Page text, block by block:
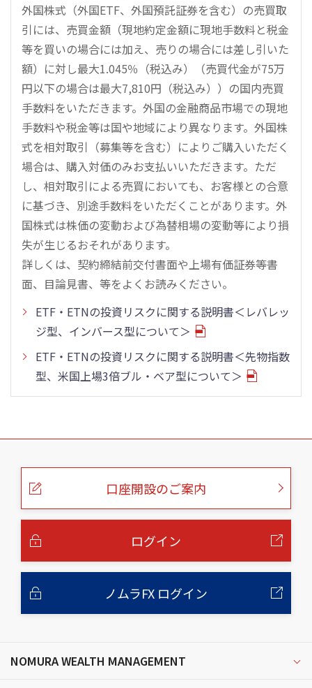
外国株式（外国ETF、外国預託証券を含む）の売買取
引には、売買金額（現地約定金額に現地手数料と税金
等を買いの場合には加え、売りの場合には差し引いた
額）に対し最大1.045％（税込み）（売買代金が75万
円以下の場合は最大7,810円（税込み））の国内売買
手数料をいただきます。外国の金融商品市場での現地
手数料や税金等は国や地域により異なります。外国株
式を相対取引（募集等を含む）によりご購入いただく
場合は、購入対価のみお支払いいただきます。ただ
し、相対取引による売買においても、お客様との合意
に基づき、別途手数料をいただくことがあります。外
国株式は株価の変動および為替相場の変動等により損
失が生じるおそれがあります。
詳しくは、契約締結前交付書面や上場有価証券等書
面、目論見書、等をよくお読みください。
ETF・ETNの投資リスクに関する説明書＜レバレッ
ジ型、インバース型について＞
ETF・ETNの投資リスクに関する説明書＜先物指数
型、米国上場3倍ブル・ベア型について＞
こ
口座開設のご案内
ログイン
ノムラFX ログイン
NOMURA WEALTH MANAGEMENT